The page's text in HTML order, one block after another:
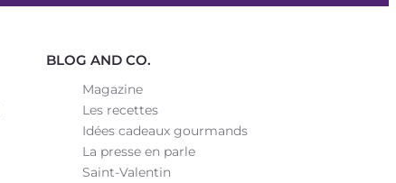
BLOG AND CO.
Magazine
Les recettes
Idées cadeaux gourmands
La presse en parle
Saint-Valentin